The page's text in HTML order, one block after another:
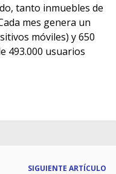
tanto inmuebles de
mes genera un
móviles) y 650
493.000 usuarios
SIGUIENTE ARTÍCULO